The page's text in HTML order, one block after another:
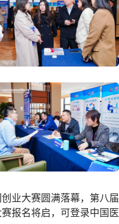
业大赛圆满落幕，第八届
赛报名将启，可登录中国医